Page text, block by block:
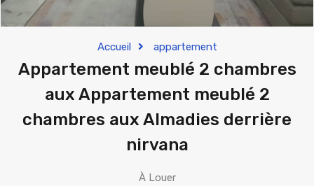
Accueil appartement
Appartement meublé 2 chambres
aux Appartement meublé 2
chambres aux Almadies derrière
nirvana
À Louer